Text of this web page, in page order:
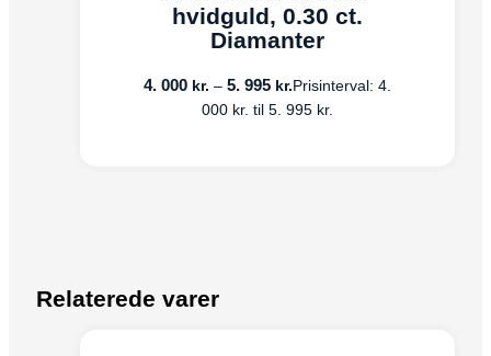
hvidguld, 0.30 ct.
Diamanter
4. 000 kr. – 5. 995 kr. Prisinterval: 4.
000 kr. til 5. 995 kr.
Relaterede varer